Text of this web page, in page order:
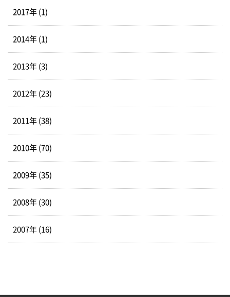
2017年 (1)
2014年 (1)
2013年 (3)
2012年 (23)
2011年 (38)
2010年 (70)
2009年 (35)
2008年 (30)
2007年 (16)